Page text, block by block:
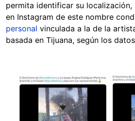
permita identificar su
en Instagram de este nombre
personal vinculada a la de la
basada en Tijuana, según los
Image